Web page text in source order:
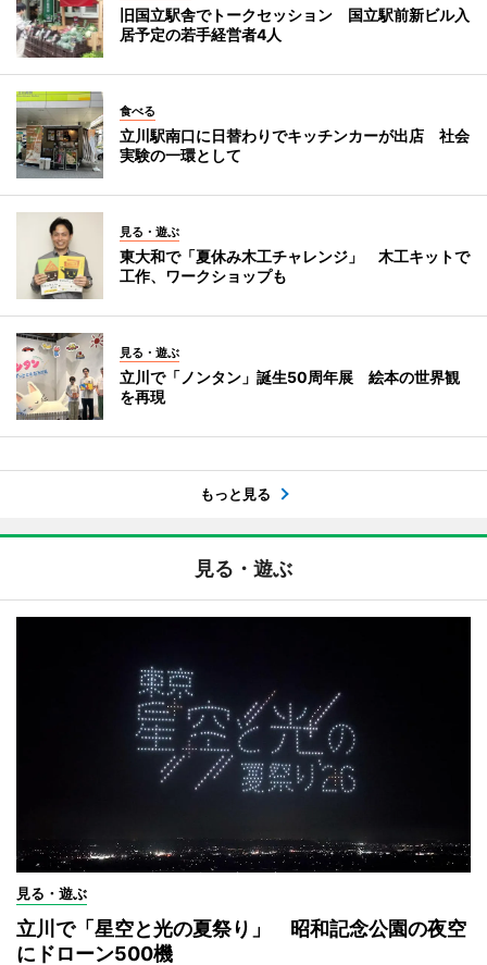
旧国立駅舎でトークセッション 国立駅前新ビル入
居予定の若手経営者4人
食べる
立川駅南口に日替わりでキッチンカーが出店 社会
実験の一環として
見る・遊ぶ
東大和で「夏休み木工チャレンジ」 木工キットで
工作、ワークショップも
見る・遊ぶ
立川で「ノンタン」誕生50周年展 絵本の世界観
を再現
もっと見る
見る・遊ぶ
見る・遊ぶ
立川で「星空と光の夏祭り」 昭和記念公園の夜空
にドローン500機